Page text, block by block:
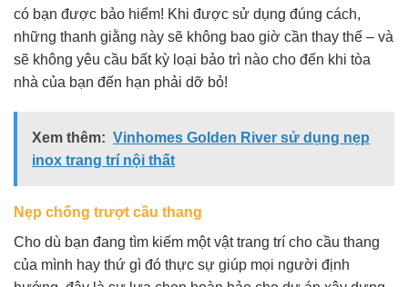
có bạn được bảo hiểm! Khi được sử dụng đúng cách,
những thanh giằng này sẽ không bao giờ cần thay thế – và
sẽ không yêu cầu bất kỳ loại bảo trì nào cho đến khi tòa
nhà của bạn đến hạn phải dỡ bỏ!
Xem thêm: Vinhomes Golden River sử dụng nẹp
inox trang trí nội thất
Nẹp chống trượt cầu thang
Cho dù bạn đang tìm kiếm một vật trang trí cho cầu thang
của mình hay thứ gì đó thực sự giúp mọi người định